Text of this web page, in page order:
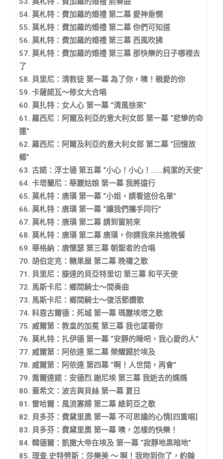
54. 莫札特：費加羅的婚禮 第二幕 愛神垂憫
55. 莫札特：費加羅的婚禮 第二幕 你們可知道
56. 莫札特：費加羅的婚禮 第三幕 西風吹拂
57. 莫札特：費加羅的婚禮 第三幕 那快樂的日子哪裡去
了
58. 貝里尼：清教徒 第一幕 為了你，噢！親愛的你
59. 卡薩諾瓦～修女大合唱
60. 莫扎特：女人心 第一幕 “清風徐來”
61. 羅西尼：阿爾及利亞的意大利女郎 第一幕 “悲慘的命
運”
62. 羅西尼：阿爾及利亞的意大利女郎 第二幕 “回憶故
鄉”
63. 古諾：浮士德 第五幕 “小心！小心！……純潔的天使”
64. 卡塔蘭尼：華麗姑娘 第一幕 我將遠行
65. 莫札特：唐璜 第一幕 “小姐，請看這份名單”
66. 莫札特：唐璜 第一幕 “讓我們攜手同行”
67. 莫札特：唐璜 第二幕 請到窗前來
68. 莫札特：唐璜 第二幕 唐璜，你請我來共進晚餐
69. 華格納：唐懷瑟 第三幕 朝聖者的合唱
70. 胡伯定克：糖果屋 第二幕 晚禱之歌
71. 貝里尼：滕達的貝亞特里切 第三幕 和平天使
72. 馬斯卡尼：鄉間騎士～間奏曲
73. 馬斯卡尼：鄉間騎士～復活節讚歌
74. 科恩古爾德：死城 第一幕 瑪麗埃塔之歌
75. 威爾第：教皇的加冕 第三幕 我也望著你
76. 莫札特：扎伊德 第一幕 “安靜的睡吧，我心愛的人”
77. 威爾第：阿依達 第二幕 榮耀歸於埃及
78. 威爾第：阿依達 第四幕 “啊！人世間，再會”
79. 喬爾達諾：安德烈.謝尼埃 第三幕 我逝去的媽媽
80. 蓋希文：波吉與貝絲 第一幕 夏日
81. 雷哈爾：風流寡婦 第二幕 維莉亞之歌
82. 貝多芬：費黛里奧 第一幕 不可思議的心情[四重唱]
83. 貝多芬：費黛里奧 第一幕 噢，怎樣的快樂！
84. 韓德爾：凱撒大帝在埃及 第一幕 “寂靜地黑暗地”
85. 理查.史特勞斯：莎樂美 ～ 啊！我吻到你了，約翰